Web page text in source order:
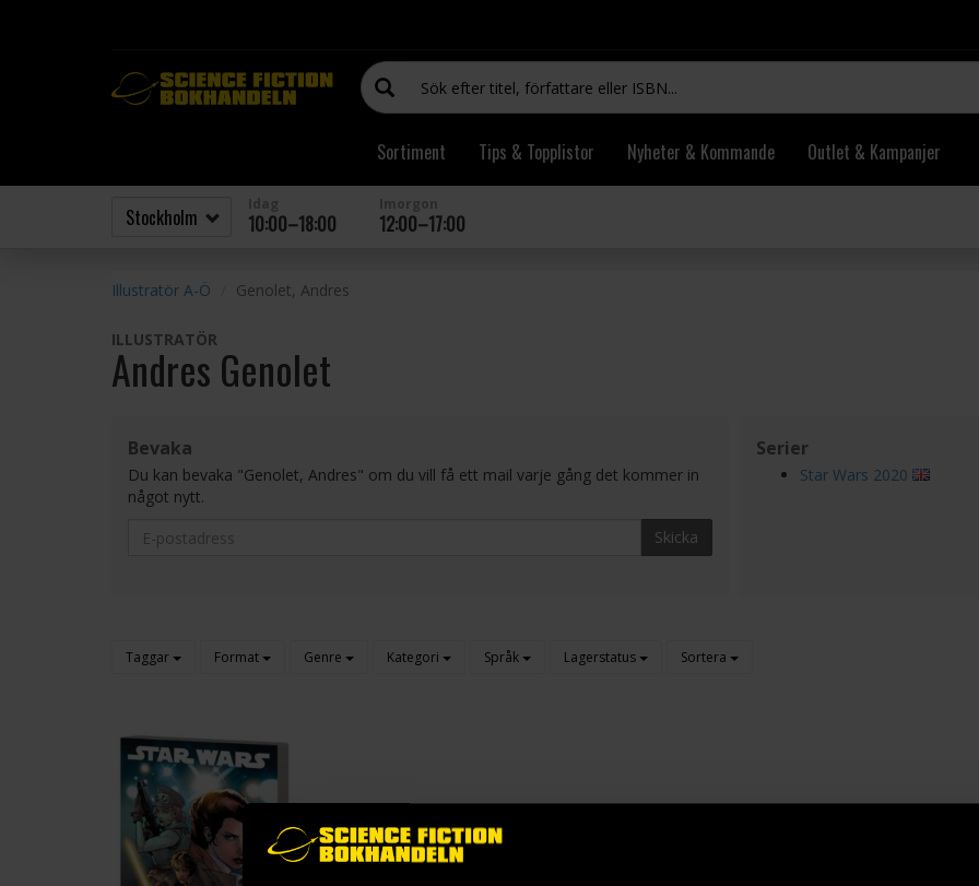
Sortiment Tips & Topplistor Nyheter & Kommande Outlet & Kampanjer
10:00–18:00 12:00–17:00
Illustratör A-Ö Genolet, Andres
ILLUSTRATÖR
Andres Genolet
Bevaka
Du kan bevaka "Genolet, Andres" om du vill få ett mail varje gång det kommer in
något nytt.
Skicka
Serier
Star Wars 2020
Taggar Format Genre Kategori Språk Lagerstatus Sortera